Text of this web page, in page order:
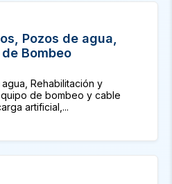
Pozos de agua,
Bombeo
Rehabilitación y
de bombeo y cable
artificial,...